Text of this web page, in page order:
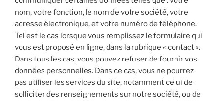
nom, votre fonction, le nom de votre société, votre
adresse électronique, et votre numéro de téléphone.
Tel est le cas lorsque vous remplissez le formulaire qui
vous est proposé en ligne, dans la rubrique « contact ».
Dans tous les cas, vous pouvez refuser de fournir vos
données personnelles. Dans ce cas, vous ne pourrez
pas utiliser les services du site, notamment celui de
solliciter des renseignements sur notre société, ou de